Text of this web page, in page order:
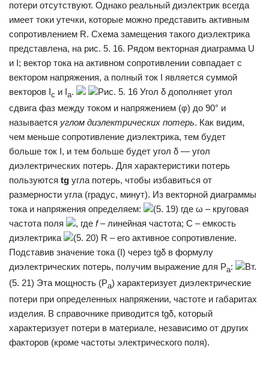
потери отсутствуют. Однако реальный диэлектрик всегда
имеет токи утечки, которые мож­но представить активным
сопротивлением R. Схема замещения такого диэлектрика
представлена, на рис. 5. 16. Рядом векторная диаграмма U
и I; вектор тока на активном сопротивлении совпадает с
вектором напряжения, а полный ток I является суммой
векторов Ic и Ia.
Рис. 5. 16 Угол δ дополняет угол
сдвига фаз между током и напряжением (φ) до 90° и
называется углом диэлектрических потерь. Как видим,
чем меньше сопротивление диэлектрика, тем будет
больше ток I, и тем больше будет угол δ — угол
диэлектрических потерь. Для характеристики потерь
пользуются tg угла потерь, чтобы избавиться от
размерности угла (градус, ми­нут). Из векторной диаграммы
тока и напряжения определяем:
(5. 19) где ω – круговая
частота поля
, где f– линейная частота; С – емкость
диэлектрика
(5. 20) R – его активное сопротивление.
Подставив значение тока (I) через tgδ в формулу
диэлектрических потерь, получим выражение для Ра:
Вт.
(5. 21) Эта мощность (Ра) характеризует диэлектрические
потери при определенных напряжении, частоте и габаритах
изделия. В справочнике приводится tgδ, который
характеризует потери в материале, независимо от других
факторов (кроме частоты электрического поля).